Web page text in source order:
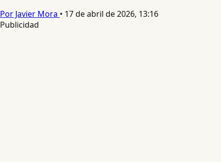
Por Javier Mora • 17 de abril de 2026, 13:16
Publicidad